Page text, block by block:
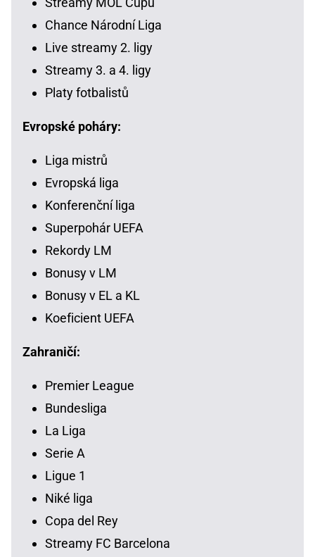
Chance Národní Liga
Live streamy 2. ligy
Streamy 3. a 4. ligy
Platy fotbalistů
Evropské poháry:
Liga mistrů
Evropská liga
Konferenční liga
Superpohár UEFA
Rekordy LM
Bonusy v LM
Bonusy v EL a KL
Koeficient UEFA
Zahraničí:
Premier League
Bundesliga
La Liga
Serie A
Ligue 1
Niké liga
Copa del Rey
Streamy FC Barcelona